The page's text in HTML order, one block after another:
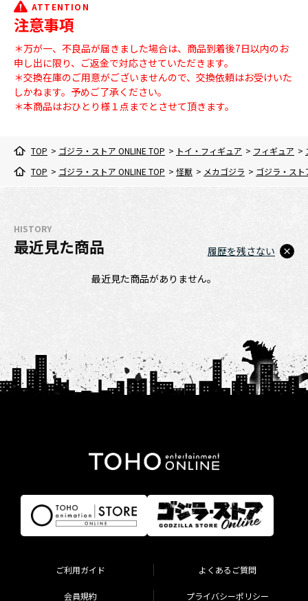
ATTENTION
注意事項
＊万が一、不良品が届きました場合は、商品到着後7日以内のお
申し出に限り、ご返金で対応させていただきます。
＊交換在庫のご用意がございませんので、交換依頼はお受けいた
しかねます。予めご了承ください。
＊本商品はおひとり様１点までとさせて頂きます。
TOP > ゴジラ・ストア ONLINE TOP > トイ・フィギュア > フィギュア >
TOP > ゴジラ・ストア ONLINE TOP > 怪獣 > メカゴジラ > ゴジラ・ス
HISTORY
最近見た商品
最近見た商品がありません。
履歴を残さない
ご利用ガイド よくあるご質問
会員規約 プライバシーポリシー